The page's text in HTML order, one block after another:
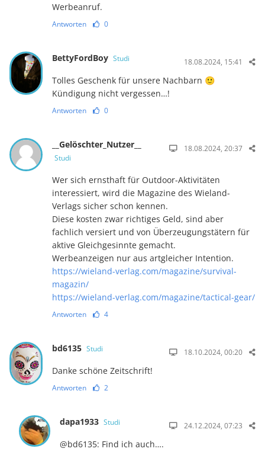
Werbeanruf.
Antworten 0
BettyFordBoy Studi 18.08.2024, 15:41
Tolles Geschenk für unsere Nachbarn 🙂
Kündigung nicht vergessen…!
Antworten 0
__Gelöschter_Nutzer__
Studi
18.08.2024, 20:37
Wer sich ernsthaft für Outdoor-Aktivitäten
interessiert, wird die Magazine des Wieland-
Verlags sicher schon kennen.
Diese kosten zwar richtiges Geld, sind aber
fachlich versiert und von Überzeugungstätern für
aktive Gleichgesinnte gemacht.
Werbeanzeigen nur aus artgleicher Intention.
https://wieland-verlag.com/magazine/survival-
magazin/
https://wieland-verlag.com/magazine/tactical-gear/
Antworten 4
bd6135 Studi 18.10.2024, 00:20
Danke schöne Zeitschrift!
Antworten 2
dapa1933 Studi 24.12.2024, 07:23
@bd6135: Find ich auch….